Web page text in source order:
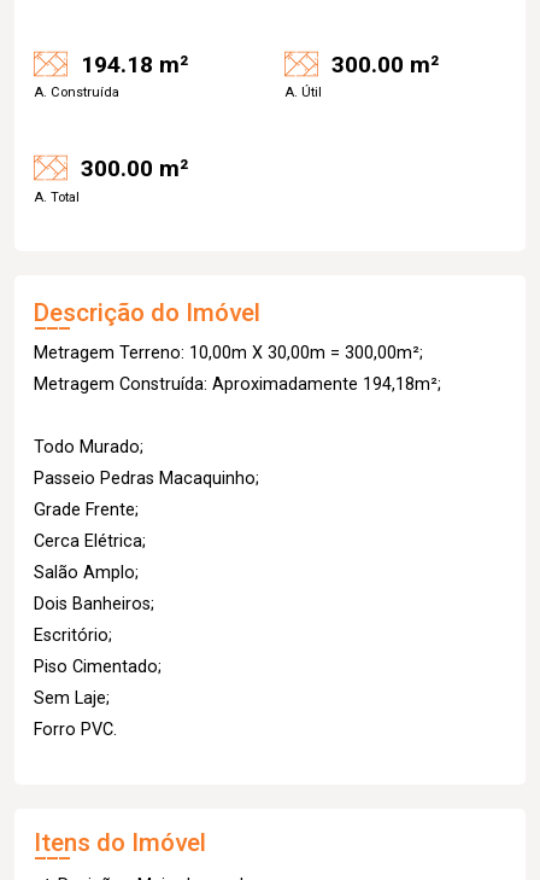
194.18 m²
A. Construída
300.00 m²
A. Útil
300.00 m²
A. Total
Descrição do Imóvel
Metragem Terreno: 10,00m X 30,00m = 300,00m²;
Metragem Construída: Aproximadamente 194,18m²;
Todo Murado;
Passeio Pedras Macaquinho;
Grade Frente;
Cerca Elétrica;
Salão Amplo;
Dois Banheiros;
Escritório;
Piso Cimentado;
Sem Laje;
Forro PVC.
Itens do Imóvel